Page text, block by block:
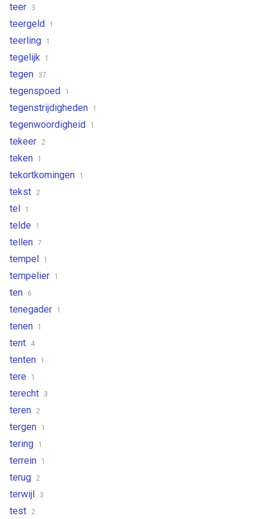
teer 3
teergeld 1
teerling 1
tegelijk 1
tegen 37
tegenspoed 1
tegenstrijdigheden 1
tegenwoordigheid 1
tekeer 2
teken 1
tekortkomingen 1
tekst 2
tel 1
telde 1
tellen 7
tempel 1
tempelier 1
ten 6
tenegader 1
tenen 1
tent 4
tenten 1
tere 1
terecht 3
teren 2
tergen 1
tering 1
terrein 1
terug 2
terwijl 3
test 2